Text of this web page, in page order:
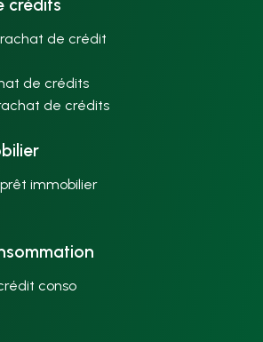
crédits
de crédit
de crédits
de crédits
immobilier
conso